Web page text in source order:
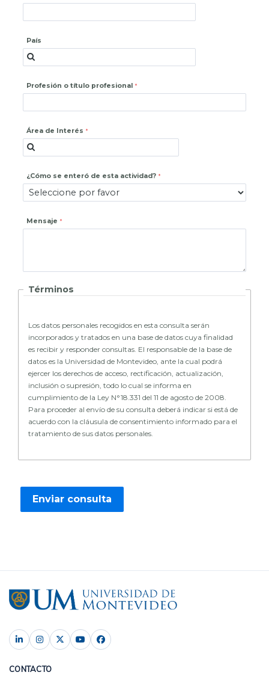
País
Profesión o título profesional
Área de Interés
¿Cómo se enteró de esta actividad?
Mensaje
Términos
Los datos personales recogidos en esta consulta serán
incorporados y tratados en una base de datos cuya finalidad
es recibir y responder consultas. El responsable de la base de
datos es la Universidad de Montevideo, ante la cual podrá
ejercer los derechos de acceso, rectificación, actualización,
inclusión o supresión, todo lo cual se informa en
cumplimiento de la Ley N°18.331 del 11 de agosto de 2008.
Para proceder al envío de su consulta deberá indicar si está de
acuerdo con la cláusula de consentimiento informado para el
tratamiento de sus datos personales.
CONTACTO